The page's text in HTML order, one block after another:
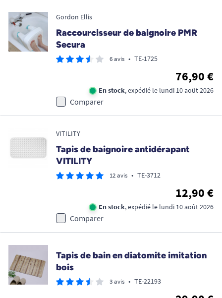
Gordon Ellis
Raccourcisseur de baignoire PMR
Secura
6 avis • TE-1725
76,90 €
En stock, expédié le lundi 10 août 2026
Comparer
VITILITY
Tapis de baignoire antidérapant
VITILITY
12 avis • TE-3712
12,90 €
En stock, expédié le lundi 10 août 2026
Comparer
Tapis de bain en diatomite imitation
bois
3 avis • TE-22193